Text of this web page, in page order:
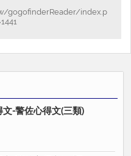
gogofinderReader/index.p
文-警佐心得文(三類)